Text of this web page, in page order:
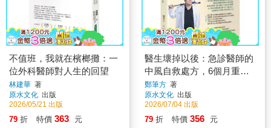
不值班，我就在檳榔攤：一
位外科醫師對人生的回望
林建華 著
原水文化 出版
2026/05/21 出版
79 折 特價 363 元
醫生壞掉以後：急診醫師的
中風自救處方，6個月重啟
人生的高效復能日記
鄭筆方 著
原水文化 出版
2026/07/04 出版
79 折 特價 356 元